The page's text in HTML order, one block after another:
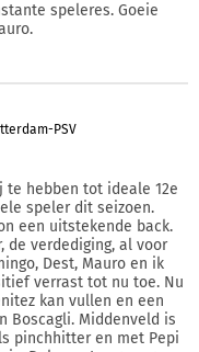
speleres. Goeie
PSV
te hebben tot ideale 12e
speler dit seizoen.
een uitstekende back.
verdediging, al voor
Dest, Mauro en ik
verrast tot nu toe. Nu
kan vullen en een
Boscagli. Middenveld is
pinchhitter en met Pepi